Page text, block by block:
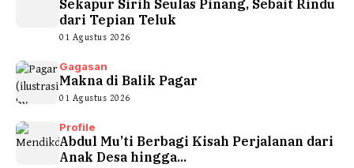
Sekapur Sirih Seulas Pinang, Sebait Rindu
dari Tepian Teluk
01 Agustus 2026
Gagasan
Makna di Balik Pagar
01 Agustus 2026
Profile
Abdul Mu’ti Berbagi Kisah Perjalanan dari
Anak Desa hingga...